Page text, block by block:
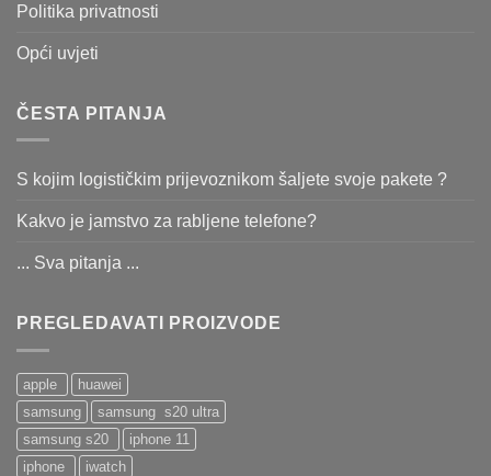
Politika privatnosti
Opći uvjeti
ČESTA PITANJA
S kojim logističkim prijevoznikom šaljete svoje pakete ?
Kakvo je jamstvo za rabljene telefone?
... Sva pitanja ...
PREGLEDAVATI PROIZVODE
apple
huawei
samsung
samsung s20 ultra
samsung s20
iphone 11
iphone
iwatch